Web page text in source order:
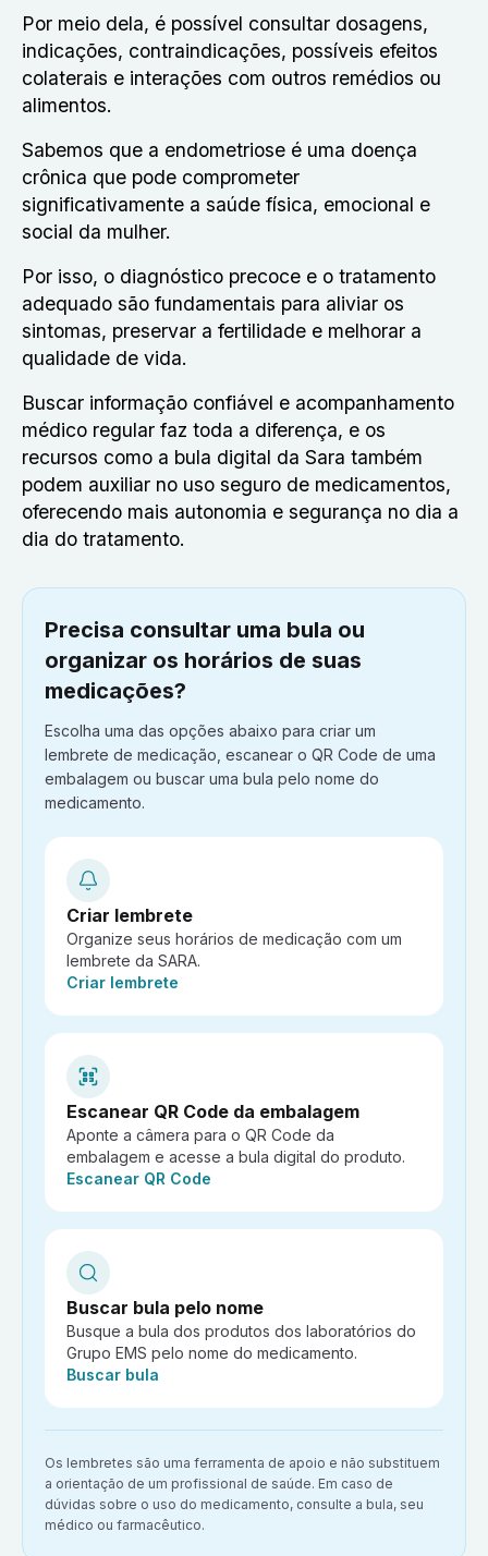
Por meio dela, é possível consultar dosagens,
indicações, contraindicações, possíveis efeitos
colaterais e interações com outros remédios ou
alimentos.
Sabemos que a endometriose é uma doença
crônica que pode comprometer
significativamente a saúde física, emocional e
social da mulher.
Por isso, o diagnóstico precoce e o tratamento
adequado são fundamentais para aliviar os
sintomas, preservar a fertilidade e melhorar a
qualidade de vida.
Buscar informação confiável e acompanhamento
médico regular faz toda a diferença, e os
recursos como a bula digital da Sara também
podem auxiliar no uso seguro de medicamentos,
oferecendo mais autonomia e segurança no dia a
dia do tratamento.
Precisa consultar uma bula ou
organizar os horários de suas
medicações?
Escolha uma das opções abaixo para criar um
lembrete de medicação, escanear o QR Code de uma
embalagem ou buscar uma bula pelo nome do
medicamento.
Criar lembrete
Organize seus horários de medicação com um
lembrete da SARA.
Ação:
Criar lembrete
Escanear QR Code da embalagem
Aponte a câmera para o QR Code da
embalagem e acesse a bula digital do produto.
Ação:
Escanear QR Code
Buscar bula pelo nome
Busque a bula dos produtos dos laboratórios do
Grupo EMS pelo nome do medicamento.
Ação:
Buscar bula
Aviso importante:
Os lembretes são uma ferramenta de apoio e não substituem
a orientação de um profissional de saúde. Em caso de
dúvidas sobre o uso do medicamento, consulte a bula, seu
médico ou farmacêutico.